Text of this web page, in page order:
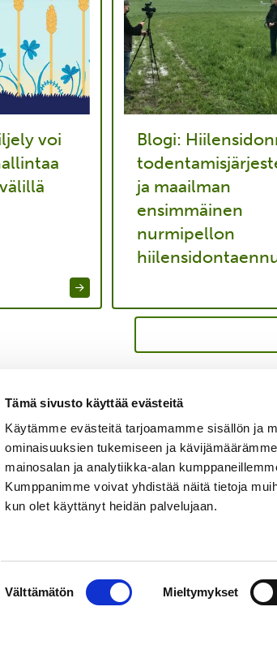
Tämä sivusto käyttää evästeitä
Käytämme evästeitä tarjoamamme sisällön ja
ominaisuuksien tukemiseen ja
mainosalan ja analytiikka-alan
Kumppanimme voivat yhdistää näitä tietoja
kun olet käyttänyt heidän palvelujaan.
Välttämätön Mieltymykset
voi
Blogi:
ja maailman
ensimmäinen
nurmipellon